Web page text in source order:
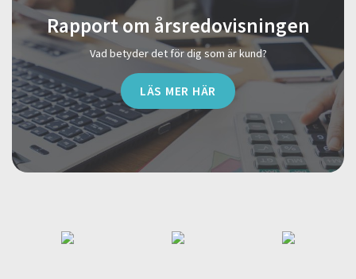
Rapport om årsredovisningen
Vad betyder det för dig som är kund?
LÄS MER HÄR